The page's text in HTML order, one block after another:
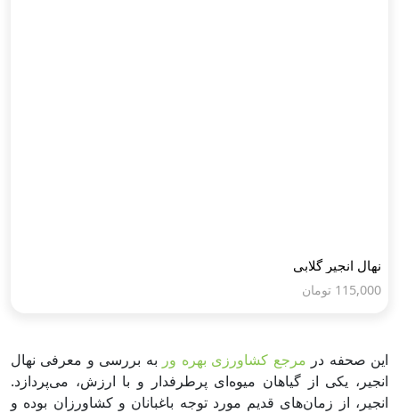
نهال انجیر گلابی
115,000 تومان
این صحفه در مرجع کشاورزی بهره ور به بررسی و معرفی نهال
انجیر، یکی از گیاهان میوه‌ای پرطرفدار و با ارزش، می‌پردازد.
انجیر، از زمان‌های قدیم مورد توجه باغبانان و کشاورزان بوده و